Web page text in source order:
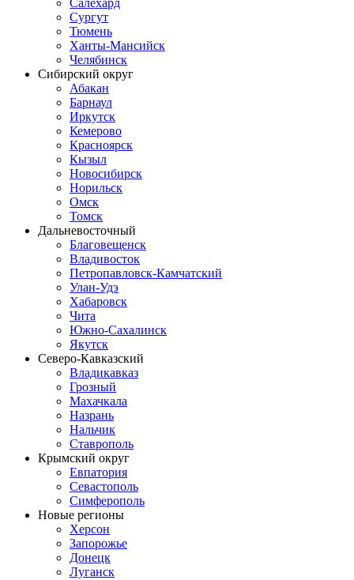
Салехард
Сургут
Тюмень
Ханты-Мансийск
Челябинск
Сибирский округ
Абакан
Барнаул
Иркутск
Кемерово
Красноярск
Кызыл
Новосибирск
Норильск
Омск
Томск
Дальневосточный
Благовещенск
Владивосток
Петропавловск-Камчатский
Улан-Удэ
Хабаровск
Чита
Южно-Сахалинск
Якутск
Северо-Кавказский
Владикавказ
Грозный
Махачкала
Назрань
Нальчик
Ставрополь
Крымский округ
Евпатория
Севастополь
Симферополь
Новые регионы
Херсон
Запорожье
Донецк
Луганск